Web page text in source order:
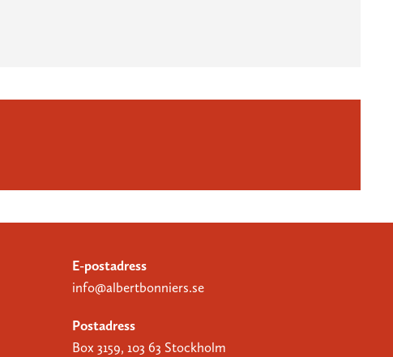
E-postadress
info@albertbonniers.se
Postadress
Box 3159, 103 63 Stockholm